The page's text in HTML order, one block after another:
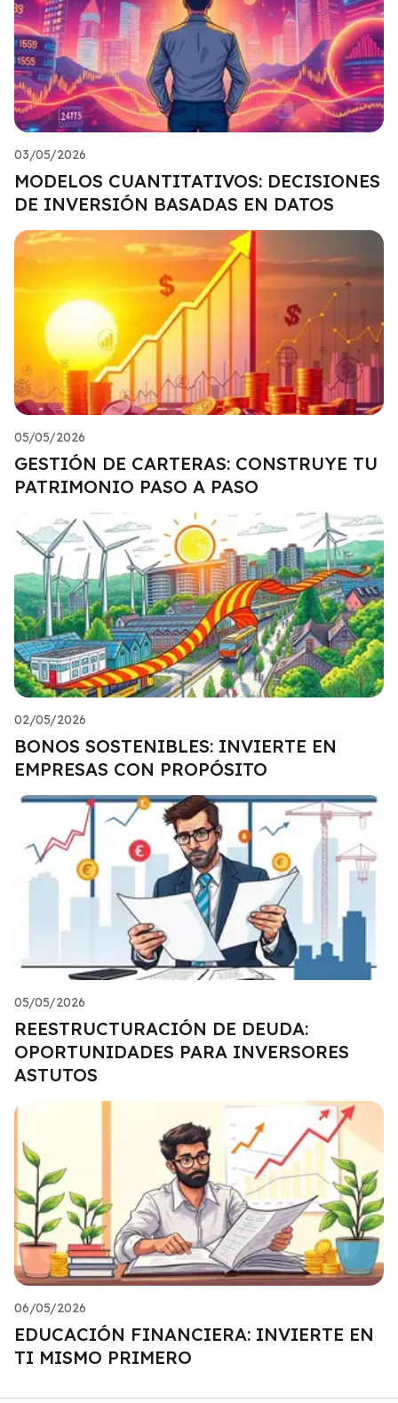
03/05/2026
MODELOS CUANTITATIVOS: DECISIONES
DE INVERSIÓN BASADAS EN DATOS
05/05/2026
GESTIÓN DE CARTERAS: CONSTRUYE TU
PATRIMONIO PASO A PASO
02/05/2026
BONOS SOSTENIBLES: INVIERTE EN
EMPRESAS CON PROPÓSITO
05/05/2026
REESTRUCTURACIÓN DE DEUDA:
OPORTUNIDADES PARA INVERSORES
ASTUTOS
06/05/2026
EDUCACIÓN FINANCIERA: INVIERTE EN
TI MISMO PRIMERO